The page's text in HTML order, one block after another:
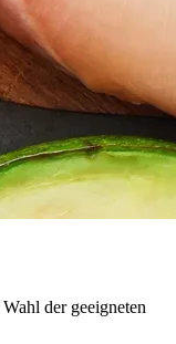
der geeigneten